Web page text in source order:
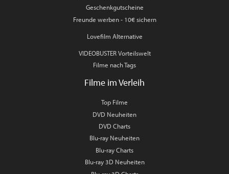
Geschenkgutscheine
Freunde werben - 10€ sichern
Lovefilm Alternative
VIDEOBUSTER Vorteilswelt
Filme nach Tags
Filme im Verleih
Top Filme
DVD Neuheiten
DVD Charts
Blu-ray Neuheiten
Blu-ray Charts
Blu-ray 3D Neuheiten